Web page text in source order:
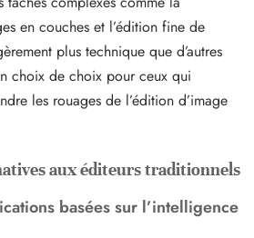
en couches et l’édition fine de
plus technique que d’autres
choix de choix pour ceux qui
les rouages de l’édition d’image
aux éditeurs traditionnels
basées sur l’intelligence